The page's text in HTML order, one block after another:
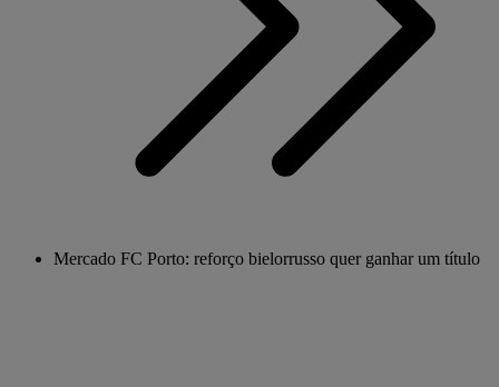
Mercado FC Porto: reforço bielorrusso quer ganhar um título